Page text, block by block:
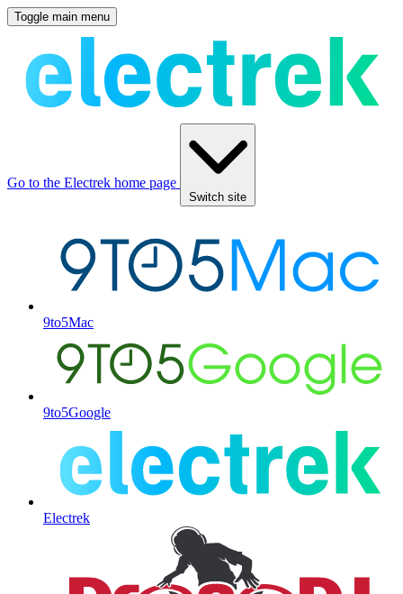
Toggle main menu
Go to the Electrek home page
Switch site
9to5Mac
9to5Google
Electrek